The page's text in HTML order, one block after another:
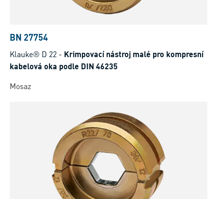
BN 27754
Klauke® D 22 - Krimpovací nástroj malé pro kompresní
kabelová oka podle DIN 46235
Mosaz